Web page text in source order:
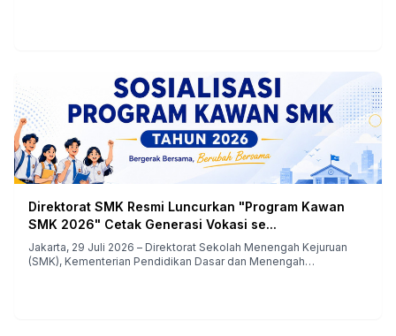
Direktorat SMK Resmi Luncurkan "Program Kawan
SMK 2026" Cetak Generasi Vokasi se...
Jakarta, 29 Juli 2026 – Direktorat Sekolah Menengah Kejuruan
(SMK), Kementerian Pendidikan Dasar dan Menengah